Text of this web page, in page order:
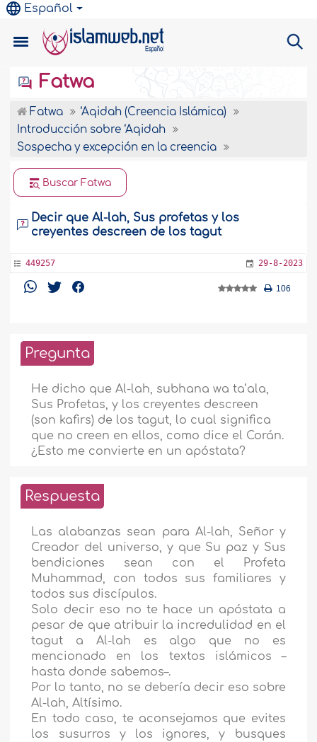
Español
Fatwa
Fatwa
‘Aqidah (Creencia Islámica)
Introducción sobre ‘Aqidah
Sospecha y excepción en la creencia
Buscar Fatwa
Decir que Al-lah, Sus profetas y los
creyentes descreen de los tagut
449257 29-8-2023
106
Pregunta
He dicho que Al-lah, subhana wa ta’ala,
Sus Profetas, y los creyentes descreen
(son kafirs) de los tagut, lo cual significa
que no creen en ellos, como dice el Corán.
¿Esto me convierte en un apóstata?
Respuesta
Las alabanzas sean para Al-lah, Señor y
Creador del universo, y que Su paz y Sus
bendiciones sean con el Profeta
Muhammad, con todos sus familiares y
todos sus discípulos.
Solo decir eso no te hace un apóstata a
pesar de que atribuir la incredulidad en el
tagut a Al-lah es algo que no es
mencionado en los textos islámicos –
hasta donde sabemos–.
Por lo tanto, no se debería decir eso sobre
Al-lah, Altísimo.
En todo caso, te aconsejamos que evites
los susurros y los ignores, y busques